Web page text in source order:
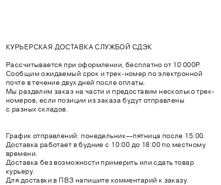
КУРЬЕРСКАЯ ДОСТАВКА СЛУЖБОЙ СДЭК
Рассчитывается при оформлении, бесплатно от 10 000Р.
Сообщим ожидаемый срок и трек-номер по электронной
почте в течение двух дней после оплаты.
Мы разделим заказ на части и предоставим несколько трек-
номеров, если позиции из заказа будут отправлены
с разных складов.
График отправлений: понедельник—пятница после 15:00.
Доставка работает в будние с 10:00 до 18:00 по местному
времени.
Доставка без возможности примерить или сдать товар
курьеру.
Для доставки в ПВЗ напишите комментарий к заказу.